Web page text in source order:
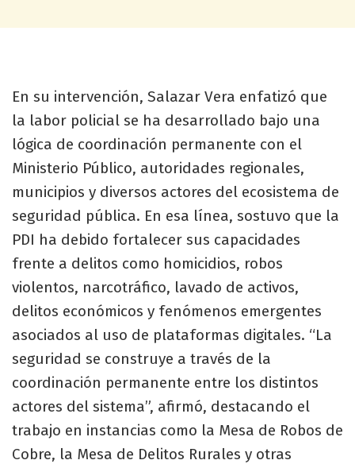
En su intervención, Salazar Vera enfatizó que
la labor policial se ha desarrollado bajo una
lógica de coordinación permanente con el
Ministerio Público, autoridades regionales,
municipios y diversos actores del ecosistema de
seguridad pública. En esa línea, sostuvo que la
PDI ha debido fortalecer sus capacidades
frente a delitos como homicidios, robos
violentos, narcotráfico, lavado de activos,
delitos económicos y fenómenos emergentes
asociados al uso de plataformas digitales. “La
seguridad se construye a través de la
coordinación permanente entre los distintos
actores del sistema”, afirmó, destacando el
trabajo en instancias como la Mesa de Robos de
Cobre, la Mesa de Delitos Rurales y otras